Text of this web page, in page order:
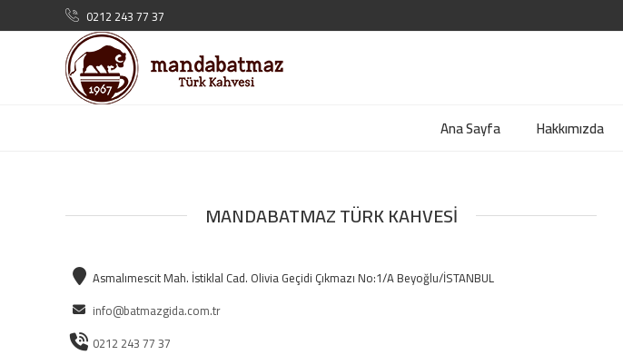
0212 243 77 37
Ana Sayfa Hakkımızda
MANDABATMAZ TÜRK KAHVESI
Asmalımescit Mah. İstiklal Cad. Olivia Geçidi Çıkmazı No:1/A Beyoğlu/İSTANBUL
info@batmazgida.com.tr
0212 243 77 37